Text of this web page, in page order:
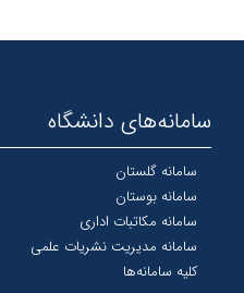
سامانه‌های دانشگاه
سامانه گلستان
سامانه بوستان
سامانه مکاتبات اداری
سامانه مدیریت نشریات علمی
کلیه سامانه‌ها